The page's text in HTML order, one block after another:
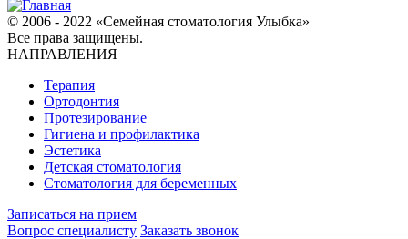
© 2006 - 2022 «Семейная стоматология Улыбка»
Все права защищены.
НАПРАВЛЕНИЯ
Терапия
Ортодонтия
Протезирование
Гигиена и профилактика
Эстетика
Детская стоматология
Стоматология для беременных
Записаться на прием
Вопрос специалисту Заказать звонок